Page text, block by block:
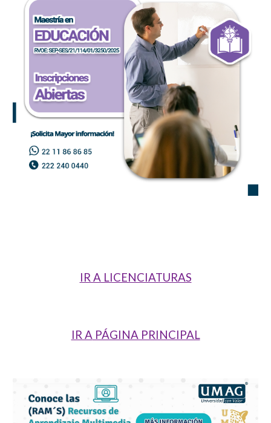
IR A LICENCIATURAS
IR A PÁGINA PRINCIPAL